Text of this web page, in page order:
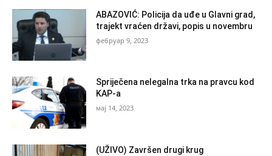
ABAZOVIĆ: Policija da uđe u Glavni grad,
trajekt vraćen državi, popis u novembru
фебруар 9, 2023
Spriječena nelegalna trka na pravcu kod
KAP-a
мај 14, 2023
(UŽIVO) Završen drugi krug